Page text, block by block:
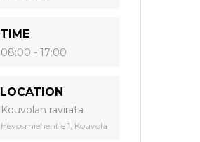
TIME
08:00 - 17:00
LOCATION
Kouvolan ravirata
Hevosmiehentie 1, Kouvola